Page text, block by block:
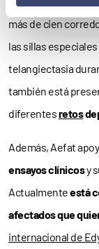
más de cien
las sillas
telangiectasia
también está
diferentesretos
Además, Aefat
ensayos clínicosy
Actualmenteestá
afectados que
internacional de